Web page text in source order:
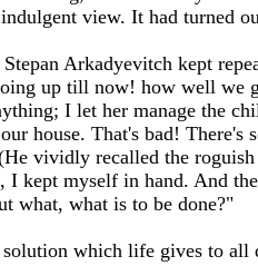
view. It had turned
Arkadyevitch kept
up till now! how well we
I let her manage the
house. That's bad!
vividly recalled the
kept myself in hand. And
what, what is to be done?"
which life gives to all